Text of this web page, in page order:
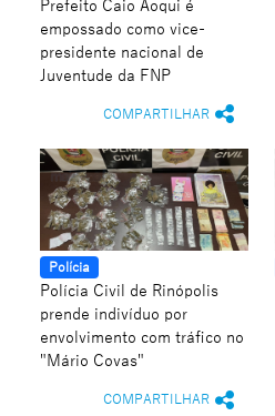
Prefeito Caio Aoqui é
empossado como vice-
presidente nacional de
Juventude da FNP
COMPARTILHAR
Polícia
Polícia Civil de Rinópolis
prende indivíduo por
envolvimento com tráfico no
"Mário Covas"
COMPARTILHAR